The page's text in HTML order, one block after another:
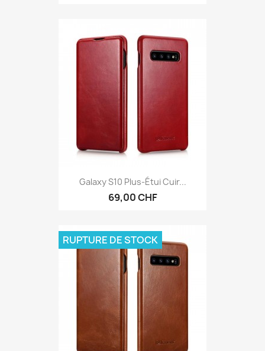
Galaxy S10 Plus-Étui Cuir...
69,00 CHF
RUPTURE DE STOCK